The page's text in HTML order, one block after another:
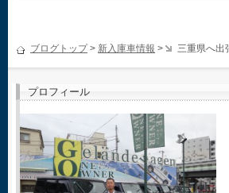
ブログトップ> 新入庫車情報 > 三重県へ出
プロフィール